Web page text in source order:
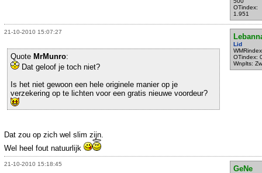
OTindex:
1.951
21-10-2010 15:07:27
Lid
OTindex:
Wnplts:
Quote MrMunro:
Dat geloof je toch niet?
Is het niet gewoon een hele originele manier op je
verzekering op te lichten voor een gratis nieuwe voordeur?
Dat zou op zich wel slim zijn.
Wel heel fout natuurlijk
21-10-2010 15:18:45
GeNe